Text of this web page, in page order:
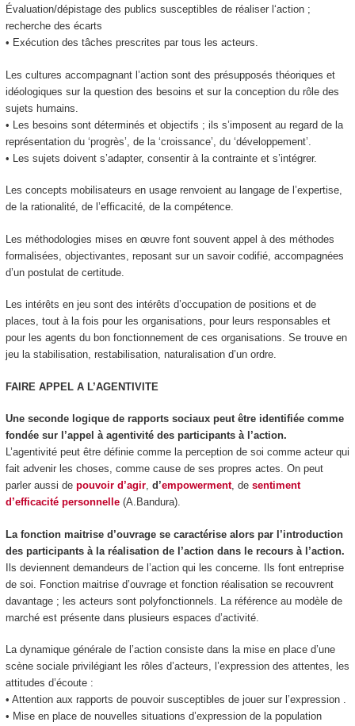
Évaluation/dépistage des publics susceptibles de réaliser l‘action ;
recherche des écarts
• Exécution des tâches prescrites par tous les acteurs.
Les cultures accompagnant l’action sont des présupposés théoriques et
idéologiques sur la question des besoins et sur la conception du rôle des
sujets humains.
•
Les besoins sont déterminés et objectifs ; ils s’imposent au regard de la
représentation du ‘progrès’, de la ‘croissance’, du ‘développement’.
•
Les sujets doivent s’adapter, consentir à la contrainte et s’intégrer.
Les concepts mobilisateurs en usage renvoient au langage de l’expertise,
de la rationalité, de l’efficacité, de la compétence.
Les méthodologies mises en œuvre font souvent appel à des méthodes
formalisées, objectivantes, reposant sur un savoir codifié, accompagnées
d’un postulat de certitude.
Les intérêts en jeu sont des intérêts d’occupation de positions et de
places, tout à la fois pour les organisations, pour leurs responsables et
pour les agents du bon fonctionnement de ces organisations. Se trouve en
jeu la stabilisation, restabilisation, naturalisation d’un ordre.
FAIRE APPEL A L’AGENTIVITE
Une seconde logique de rapports sociaux peut être identifiée comme
fondée sur l’appel à agentivité des participants à l’action.
L’agentivité peut être définie comme la perception de soi comme acteur qui
fait advenir les choses, comme cause de ses propres actes. On peut
parler aussi de pouvoir d’agir, d’empowerment, de sentiment
d’efficacité personnelle(A.Bandura).
La fonction maitrise d’ouvragese caractérise alors par l’introduction
des participants à la réalisation de l’action dans le recours à l’action.
Ils deviennent demandeurs de l’action qui les concerne. Ils font entreprise
de soi. Fonction maitrise d’ouvrage et fonction réalisation se recouvrent
davantage ; les acteurs sont polyfonctionnels. La référence au modèle de
marché est présente dans plusieurs espaces d’activité.
La dynamique généralede l’action consiste dans la mise en place d’une
scène socialeprivilégiant les rôles d’acteurs, l’expression des attentes, les
attitudes d’écoute :
• Attention aux rapports de pouvoir susceptibles de jouer sur l’expression .
• Mise en place de nouvelles situations d’expression de la population